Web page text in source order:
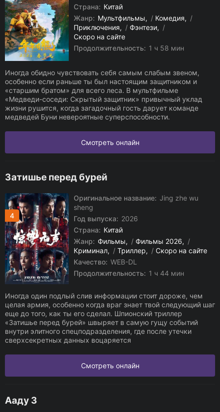
Страна: Китай
Жанр: Мультфильмы / Комедия
/
Приключения
/ Фэнтези
/
Скоро на сайте
Продолжительность: 1 ч 58 мин
Иногда обидно чувствовать себя самым слабым звеном,
особенно если раньше ты был настоящим защитником и
«старшим братом» для всего леса. В мультфильме
«Медведи-соседи: Скрытый защитник» привычный уклад
жизни рушится, когда загадочный гость дарует команде
медведей Буни невероятные суперспособности.
Смотреть онлайн
Затишье перед бурей
4
Оригинальное название: Jing zhe wu
sheng
Год выпуска: 2026
Страна: Китай
Жанр: Фильмы / Фильмы 2026
/
Криминал
/ Триллер / Скоро на сайте
Качество: WEB-DL
Продолжительность: 1 ч 44 мин
Иногда один подлый слив информации стоит дороже, чем
целая армия, особенно когда враг знает твой следующий шаг
еще до того, как ты его сделал. Шпионский триллер
«Затишье перед бурей» швыряет в самую гущу событий
внутри элитного спецподразделения, где после утечки
сверхсекретных данных воцаряется
Смотреть онлайн
Ааду 3